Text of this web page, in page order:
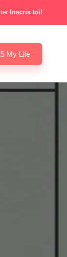
Inscris toi!
My Life